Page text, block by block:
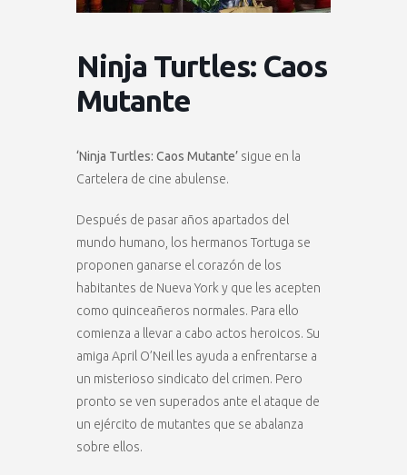
Ninja Turtles: Caos
Mutante
‘Ninja Turtles: Caos Mutante’ sigue en la
Cartelera de cine abulense.
Después de pasar años apartados del
mundo humano, los hermanos Tortuga se
proponen ganarse el corazón de los
habitantes de Nueva York y que les acepten
como quinceañeros normales. Para ello
comienza a llevar a cabo actos heroicos. Su
amiga April O’Neil les ayuda a enfrentarse a
un misterioso sindicato del crimen. Pero
pronto se ven superados ante el ataque de
un ejército de mutantes que se abalanza
sobre ellos.